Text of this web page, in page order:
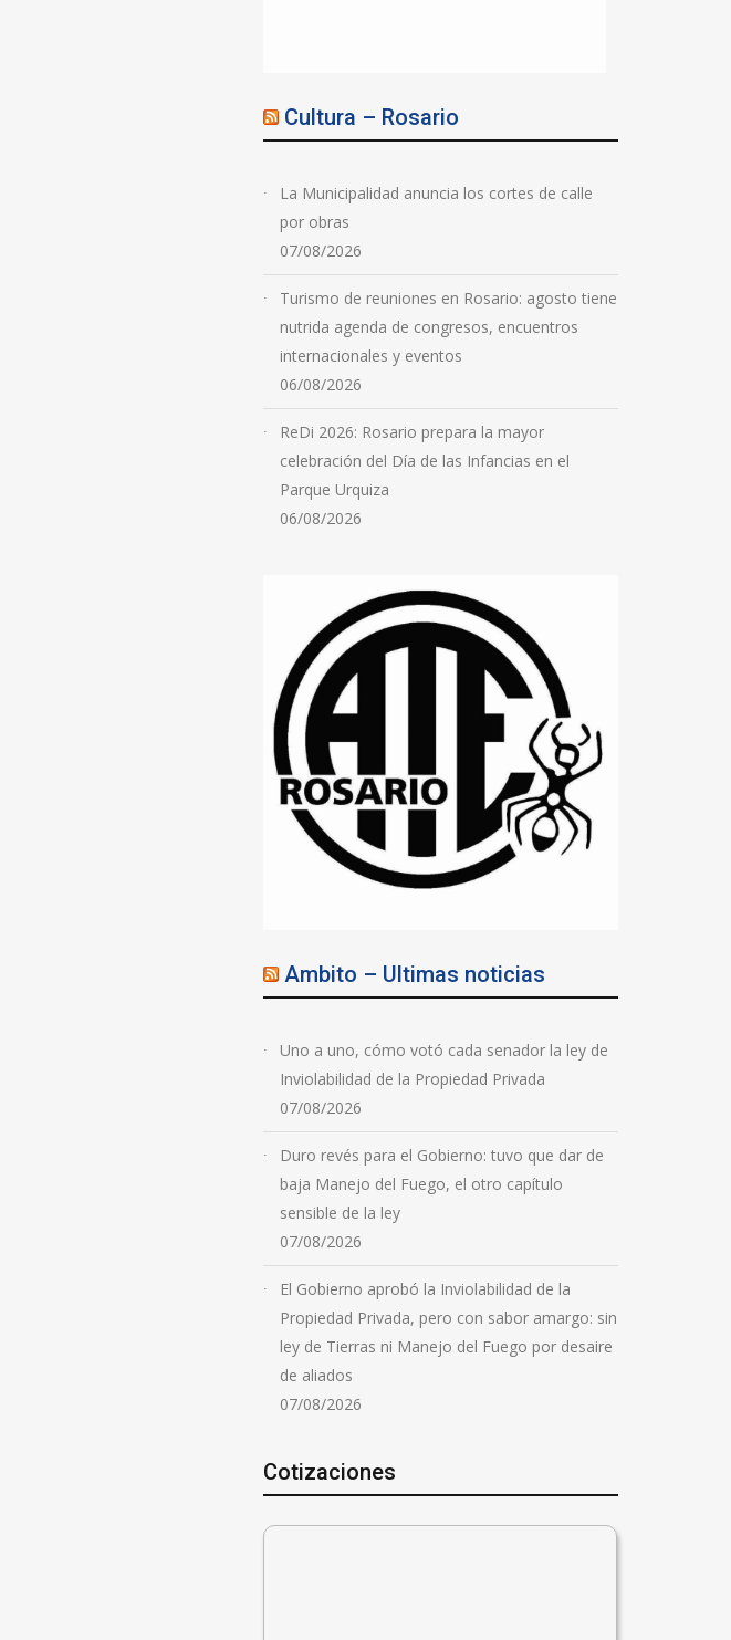
Cultura – Rosario
La Municipalidad anuncia los cortes de calle
por obras
07/08/2026
Turismo de reuniones en Rosario: agosto tiene
nutrida agenda de congresos, encuentros
internacionales y eventos
06/08/2026
ReDi 2026: Rosario prepara la mayor
celebración del Día de las Infancias en el
Parque Urquiza
06/08/2026
Ambito – Ultimas noticias
Uno a uno, cómo votó cada senador la ley de
Inviolabilidad de la Propiedad Privada
07/08/2026
Duro revés para el Gobierno: tuvo que dar de
baja Manejo del Fuego, el otro capítulo
sensible de la ley
07/08/2026
El Gobierno aprobó la Inviolabilidad de la
Propiedad Privada, pero con sabor amargo: sin
ley de Tierras ni Manejo del Fuego por desaire
de aliados
07/08/2026
Cotizaciones